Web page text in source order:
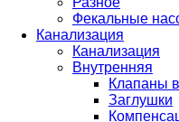
Фекальные
Канализация
Канализация
Внутренняя
Клапаны
Заглушки